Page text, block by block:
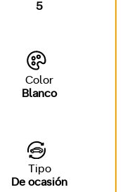
5
Color
Blanco
Tipo
De ocasión